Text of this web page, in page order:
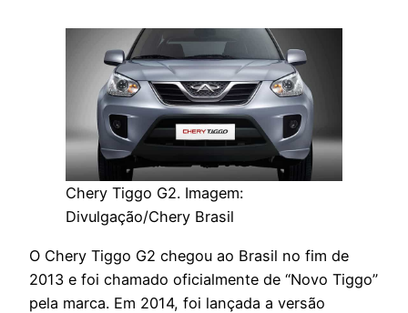
Chery Tiggo G2. Imagem:
Divulgação/Chery Brasil
O Chery Tiggo G2 chegou ao Brasil no fim de
2013 e foi chamado oficialmente de “Novo Tiggo”
pela marca. Em 2014, foi lançada a versão